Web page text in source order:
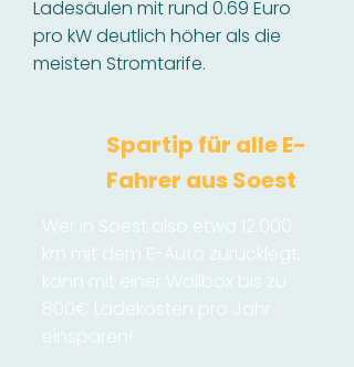
Ladesäulen mit rund 0.69 Euro
pro kW deutlich höher als die
meisten Stromtarife.
Spartip für alle E-
Fahrer aus Soest
Wer in Soest also etwa 12.000
km mit dem E-Auto zurücklegt,
kann mit einer Wallbox bis zu
800€ Ladekosten pro Jahr
einsparen!